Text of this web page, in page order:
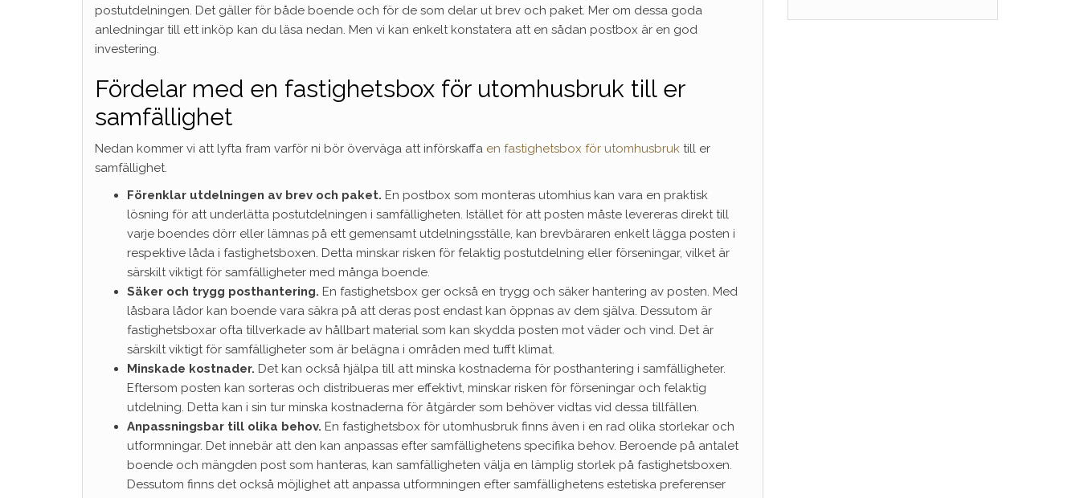
postutdelningen. Det gäller för både boende och för de som delar ut brev och paket. Mer om dessa goda
anledningar till ett inköp kan du läsa nedan. Men vi kan enkelt konstatera att en sådan postbox är en god
investering.
Fördelar med en fastighetsbox för utomhusbruk till er
samfällighet
Nedan kommer vi att lyfta fram varför ni bör överväga att införskaffa en fastighetsbox för utomhusbruk till er
samfällighet.
Förenklar utdelningen av brev och paket. En postbox som monteras utomhius kan vara en praktisk
lösning för att underlätta postutdelningen i samfälligheten. Istället för att posten måste levereras direkt till
varje boendes dörr eller lämnas på ett gemensamt utdelningsställe, kan brevbäraren enkelt lägga posten i
respektive låda i fastighetsboxen. Detta minskar risken för felaktig postutdelning eller förseningar, vilket är
särskilt viktigt för samfälligheter med många boende.
Säker och trygg posthantering. En fastighetsbox ger också en trygg och säker hantering av posten. Med
låsbara lådor kan boende vara säkra på att deras post endast kan öppnas av dem själva. Dessutom är
fastighetsboxar ofta tillverkade av hållbart material som kan skydda posten mot väder och vind. Det är
särskilt viktigt för samfälligheter som är belägna i områden med tufft klimat.
Minskade kostnader. Det kan också hjälpa till att minska kostnaderna för posthantering i samfälligheter.
Eftersom posten kan sorteras och distribueras mer effektivt, minskar risken för förseningar och felaktig
utdelning. Detta kan i sin tur minska kostnaderna för åtgärder som behöver vidtas vid dessa tillfällen.
Anpassningsbar till olika behov. En fastighetsbox för utomhusbruk finns även i en rad olika storlekar och
utformningar. Det innebär att den kan anpassas efter samfällighetens specifika behov. Beroende på antalet
boende och mängden post som hanteras, kan samfälligheten välja en lämplig storlek på fastighetsboxen.
Dessutom finns det också möjlighet att anpassa utformningen efter samfällighetens estetiska preferenser